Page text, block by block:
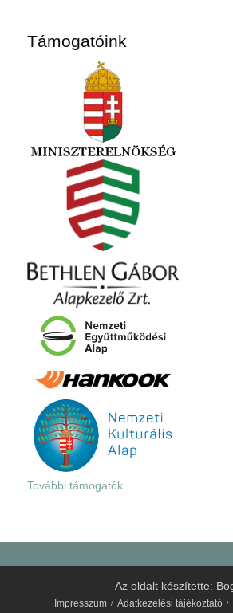
Támogatóink
További támogatók
Az oldalt készítette:
Impresszum Adatkezelési tájékoztató